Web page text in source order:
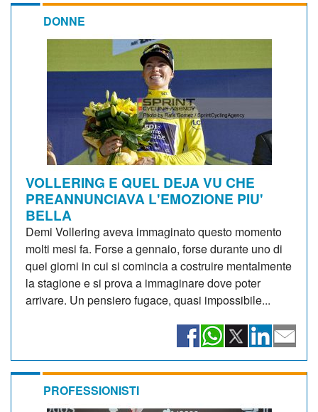
DONNE
VOLLERING E QUEL DEJA VU CHE
PREANNUNCIAVA L'EMOZIONE PIU'
BELLA
Demi Vollering aveva immaginato questo momento
molti mesi fa. Forse a gennaio, forse durante uno di
quei giorni in cui si comincia a costruire mentalmente
la stagione e si prova a immaginare dove poter
arrivare. Un pensiero fugace, quasi impossibile...
PROFESSIONISTI